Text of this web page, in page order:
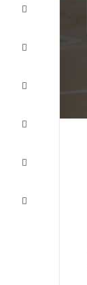
Completa